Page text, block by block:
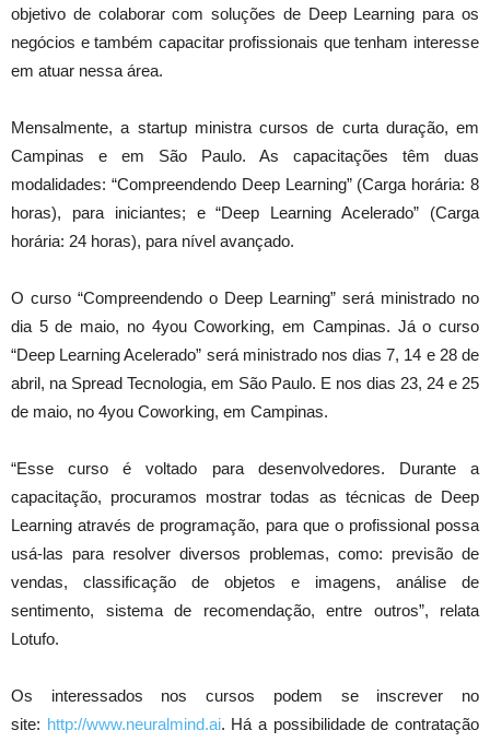
objetivo de colaborar com soluções de Deep Learning para os
negócios e também capacitar profissionais que tenham interesse
em atuar nessa área.
Mensalmente, a startup ministra cursos de curta duração, em
Campinas e em São Paulo. As capacitações têm duas
modalidades: “Compreendendo Deep Learning” (Carga horária: 8
horas), para iniciantes; e “Deep Learning Acelerado” (Carga
horária: 24 horas), para nível avançado.
O curso “Compreendendo o Deep Learning” será ministrado no
dia 5 de maio, no 4you Coworking, em Campinas. Já o curso
“Deep Learning Acelerado” será ministrado nos dias 7, 14 e 28 de
abril, na Spread Tecnologia, em São Paulo. E nos dias 23, 24 e 25
de maio, no 4you Coworking, em Campinas.
“Esse curso é voltado para desenvolvedores. Durante a
capacitação, procuramos mostrar todas as técnicas de Deep
Learning através de programação, para que o profissional possa
usá-las para resolver diversos problemas, como: previsão de
vendas, classificação de objetos e imagens, análise de
sentimento, sistema de recomendação, entre outros”, relata
Lotufo.
Os interessados nos cursos podem se inscrever no
site: http://www.neuralmind.ai. Há a possibilidade de contratação